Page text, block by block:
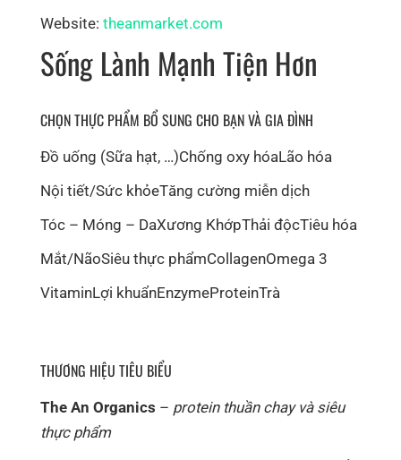
Website: theanmarket.com
Sống Lành Mạnh Tiện Hơn
CHỌN THỰC PHẨM BỔ SUNG CHO BẠN VÀ GIA ĐÌNH
Đồ uống (Sữa hạt, …)Chống oxy hóaLão hóa
Nội tiết/Sức khỏeTăng cường miễn dịch
Tóc – Móng – DaXương KhớpThải độcTiêu hóa
Mắt/NãoSiêu thực phẩmCollagenOmega 3
VitaminLợi khuẩnEnzymeProteinTrà
THƯƠNG HIỆU TIÊU BIỂU
The An Organics – protein thuần chay và siêu
thực phẩm